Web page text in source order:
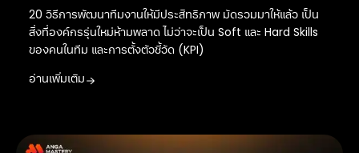
20 วิธีการพัฒนาทีมงานให้มีประสิทธิภาพ มัดรวมมาให้แล้ว เป็น
สิ่งที่องค์กรรุ่นใหม่ห้ามพลาด ไม่ว่าจะเป็น Soft และ Hard Skills
ของคนในทีม และการตั้งตัวชี้วัด (KPI)
อ่านเพิ่มเติม